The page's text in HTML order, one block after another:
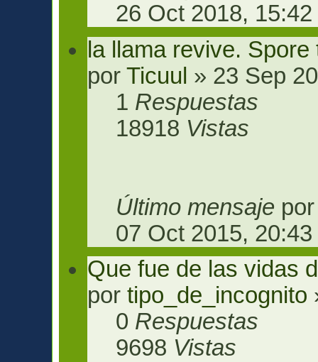
26 Oct 2018, 15:42
la llama revive.
porTicuul » 23 Sep
1 Respuestas
18918 Vistas
Último mensaje
07 Oct 2015, 20:43
Que fue de las vidas
portipo_de_incognito
0 Respuestas
9698 Vistas